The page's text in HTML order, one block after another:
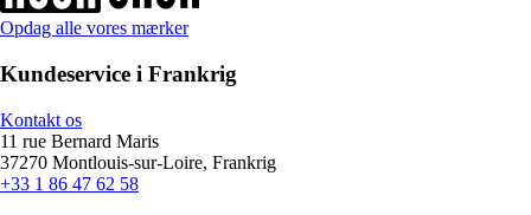
Opdag alle vores mærker
Kundeservice i Frankrig
Kontakt os
11 rue Bernard Maris
37270 Montlouis-sur-Loire, Frankrig
+33 1 86 47 62 58